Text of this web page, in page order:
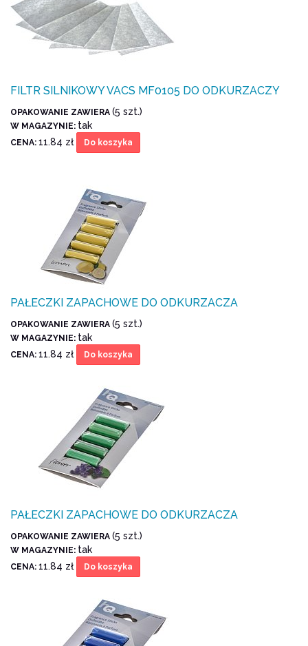
FILTR SILNIKOWY VACS MF0105 DO ODKURZACZY
OPAKOWANIE ZAWIERA (5 szt.)
W MAGAZYNIE: tak
CENA: 11.84 zł Do koszyka
PAŁECZKI ZAPACHOWE DO ODKURZACZA
OPAKOWANIE ZAWIERA (5 szt.)
W MAGAZYNIE: tak
CENA: 11.84 zł Do koszyka
PAŁECZKI ZAPACHOWE DO ODKURZACZA
OPAKOWANIE ZAWIERA (5 szt.)
W MAGAZYNIE: tak
CENA: 11.84 zł Do koszyka